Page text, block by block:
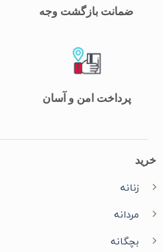
ضمانت بازگشت وجه
پرداخت امن و آسان
خرید
زنانه
مردانه
بچگانه